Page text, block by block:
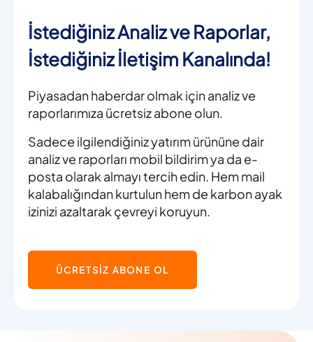
İstediğiniz Analiz ve Raporlar,
İstediğiniz İletişim Kanalında!
Piyasadan haberdar olmak için analiz ve
raporlarımıza ücretsiz abone olun.
Sadece ilgilendiğiniz yatırım ürününe dair
analiz ve raporları mobil bildirim ya da e-
posta olarak almayı tercih edin. Hem mail
kalabalığından kurtulun hem de karbon ayak
izinizi azaltarak çevreyi koruyun.
ÜCRETSİZ ABONE OL